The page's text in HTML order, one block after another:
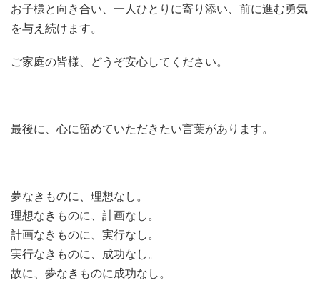
お子様と向き合い、一人ひとりに寄り添い、前に進む勇気
を与え続けます。
ご家庭の皆様、どうぞ安心してください。
最後に、心に留めていただきたい言葉があります。
夢なきものに、理想なし。
理想なきものに、計画なし。
計画なきものに、実行なし。
実行なきものに、成功なし。
故に、夢なきものに成功なし。